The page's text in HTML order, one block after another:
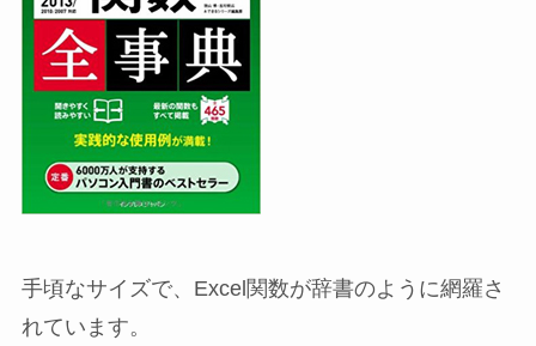
手頃なサイズで、Excel関数が辞書のように網羅さ
れています。